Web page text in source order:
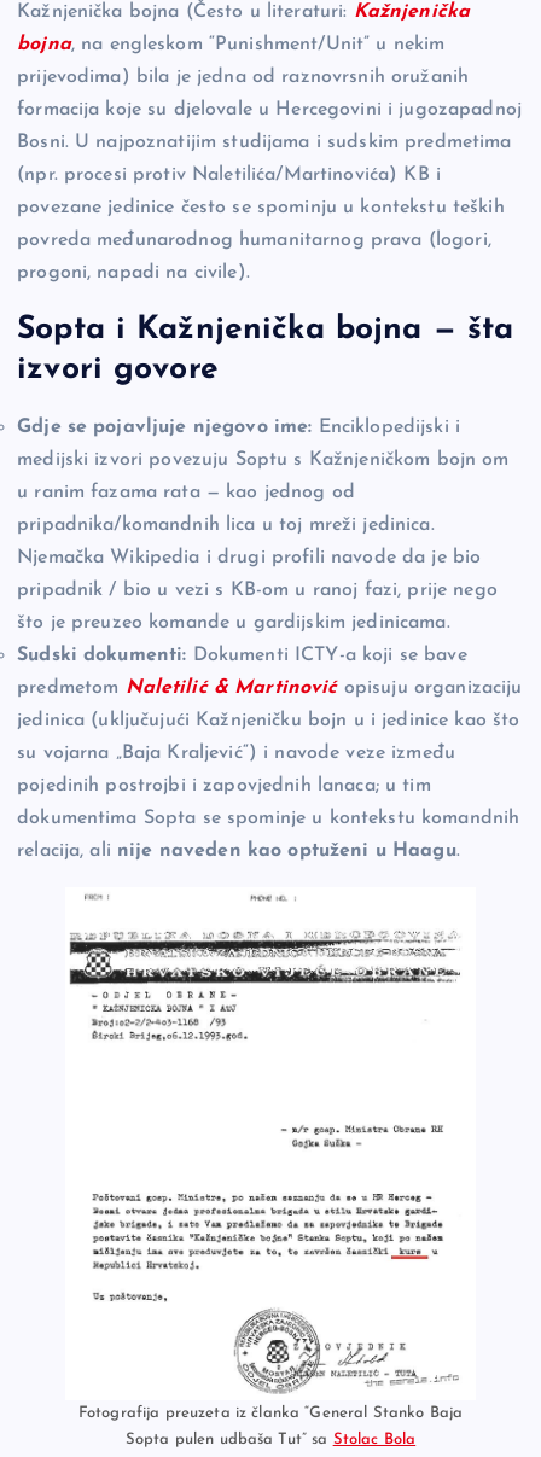
Kažnjenička bojna (Često u literaturi: Kažnjenička
bojna, na engleskom “Punishment/Unit” u nekim
prijevodima) bila je jedna od raznovrsnih oružanih
formacija koje su djelovale u Hercegovini i jugozapadnoj
Bosni. U najpoznatijim studijama i sudskim predmetima
(npr. procesi protiv Naletilića/Martinovića) KB i
povezane jedinice često se spominju u kontekstu teških
povreda međunarodnog humanitarnog prava (logori,
progoni, napadi na civile).
Sopta i Kažnjenička bojna — šta
izvori govore
Gdje se pojavljuje njegovo ime: Enciklopedijski i
medijski izvori povezuju Soptu s Kažnjeničkom bojn om
u ranim fazama rata — kao jednog od
pripadnika/komandnih lica u toj mreži jedinica.
Njemačka Wikipedia i drugi profili navode da je bio
pripadnik / bio u vezi s KB-om u ranoj fazi, prije nego
što je preuzeo komande u gardijskim jedinicama.
Sudski dokumenti: Dokumenti ICTY-a koji se bave
predmetom Naletilić & Martinovićopisuju organizaciju
jedinica (uključujući Kažnjeničku bojn u i jedinice kao što
su vojarna „Baja Kraljević“) i navode veze između
pojedinih postrojbi i zapovjednih lanaca; u tim
dokumentima Sopta se spominje u kontekstu komandnih
relacija, ali nije naveden kao optuženi u Haagu.
Fotografija preuzeta iz članka “General Stanko Baja
Sopta pulen udbaša Tut” sa Stolac Bola